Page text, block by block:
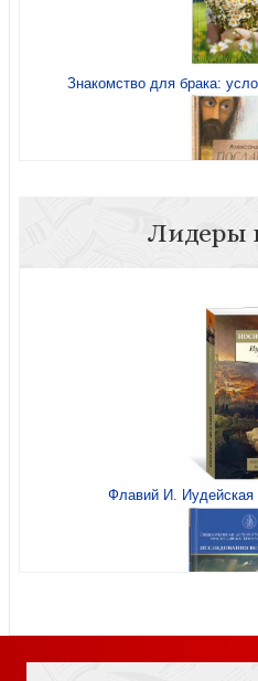
Знакомство для брака:
Путь по Богу исправляя.
Лидеры
Флавий И. Иудейская